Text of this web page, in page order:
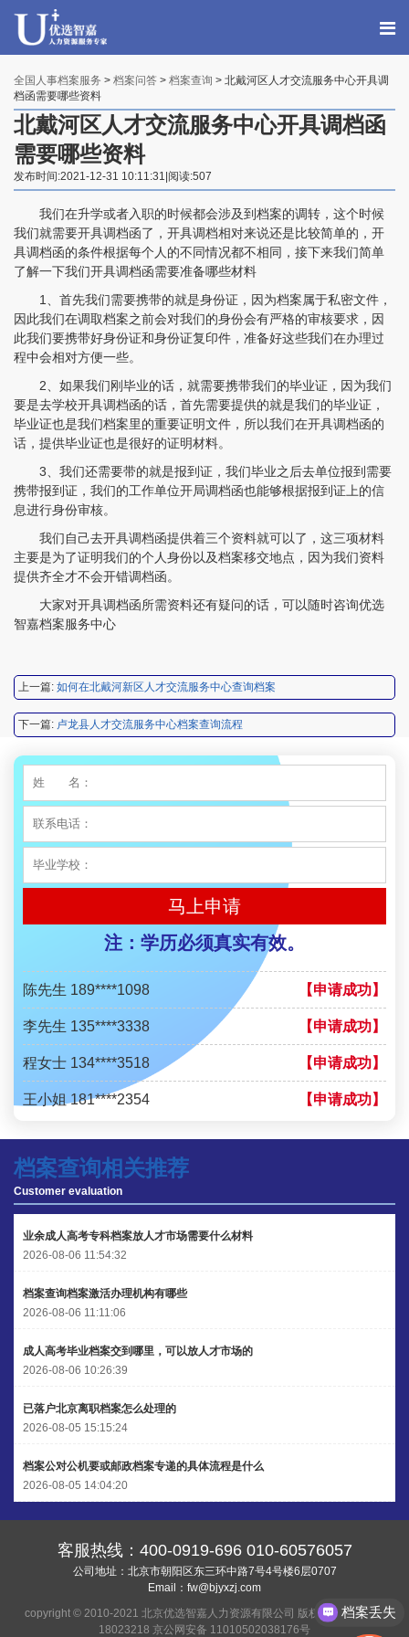
全国人事档案服务 > 档案问答 > 档案查询 > 北戴河区人才交流服务中心开具调
档函需要哪些资料
北戴河区人才交流服务中心开具调档函
需要哪些资料
发布时间:2021-12-31 10:11:31|阅读:507
我们在升学或者入职的时候都会涉及到档案的调转，这个时候
我们就需要开具调档函了，开具调档相对来说还是比较简单的，开
具调档函的条件根据每个人的不同情况都不相同，接下来我们简单
了解一下我们开具调档函需要准备哪些材料
1、首先我们需要携带的就是身份证，因为档案属于私密文件，
因此我们在调取档案之前会对我们的身份会有严格的审核要求，因
此我们要携带好身份证和身份证复印件，准备好这些我们在办理过
程中会相对方便一些。
2、如果我们刚毕业的话，就需要携带我们的毕业证，因为我们
要是去学校开具调档函的话，首先需要提供的就是我们的毕业证，
毕业证也是我们档案里的重要证明文件，所以我们在开具调档函的
话，提供毕业证也是很好的证明材料。
3、我们还需要带的就是报到证，我们毕业之后去单位报到需要
携带报到证，我们的工作单位开局调档函也能够根据报到证上的信
息进行身份审核。
我们自己去开具调档函提供着三个资料就可以了，这三项材料
主要是为了证明我们的个人身份以及档案移交地点，因为我们资料
提供齐全才不会开错调档函。
大家对开具调档函所需资料还有疑问的话，可以随时咨询优选
智嘉档案服务中心
上一篇: 如何在北戴河新区人才交流服务中心查询档案
下一篇: 卢龙县人才交流服务中心档案查询流程
马上申请
注：学历必须真实有效。
程女士 134****3518 【申请成功】
王小姐 181****2354
陈先生 158****3306 【申请成功】
李先生 137****1923
程女士 136****3253
陈先生 189****1098 【申请成功】
李先生 135****3338
程女士 134****3518 【申请成功】
王小姐 181****2354 【申请成功】
陈先生 158****3306 【申请成功】
王小姐 185****2848
陈先生 189****1098 【申请成功】
李先生 135****3338 【申请成功】
程女士 134****3518 【申请成功】
王小姐 181****2354 【申请成功】
李先生 137****1923
程女士 136****3253 【申请成功】
王小姐 185****2848
李先生 135****3338
档案查询相关推荐
Customer evaluation
业余成人高考专科档案放人才市场需要什么材料
2026-08-06 11:54:32
档案查询档案激活办理机构有哪些
2026-08-06 11:11:06
成人高考毕业档案交到哪里，可以放人才市场的
2026-08-06 10:26:39
已落户北京离职档案怎么处理的
2026-08-05 15:15:24
档案公对公机要或邮政档案专递的具体流程是什么
2026-08-05 14:04:20
客服热线： 400-0919-696 010-60576057
公司地址：北京市朝阳区东三环中路7号4号楼6层0707
Email： fw@bjyxzj.com
copyright © 2010-2021 北京优选智嘉人力资源有限公司 版权所有京ICP备
18023218 京公网安备 11010502038176号
档案丢失